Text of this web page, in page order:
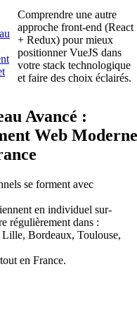
Comprendre une autre
approche front-end (React
+ Redux) pour mieux
positionner VueJS dans
votre stack technologique
et faire des choix éclairés.
Avancé :
Web Moderne
se forment avec
en individuel sur-
régulièrement dans :
Lille, Bordeaux, Toulouse,
en France.